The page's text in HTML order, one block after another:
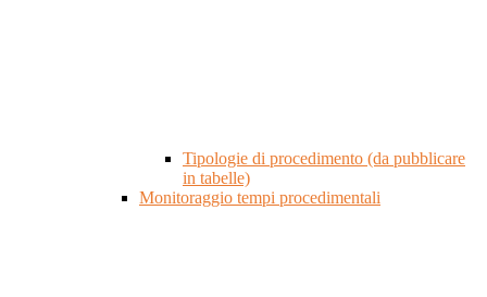
Tipologie di procedimento (da pubblicare
in tabelle)
Monitoraggio tempi procedimentali